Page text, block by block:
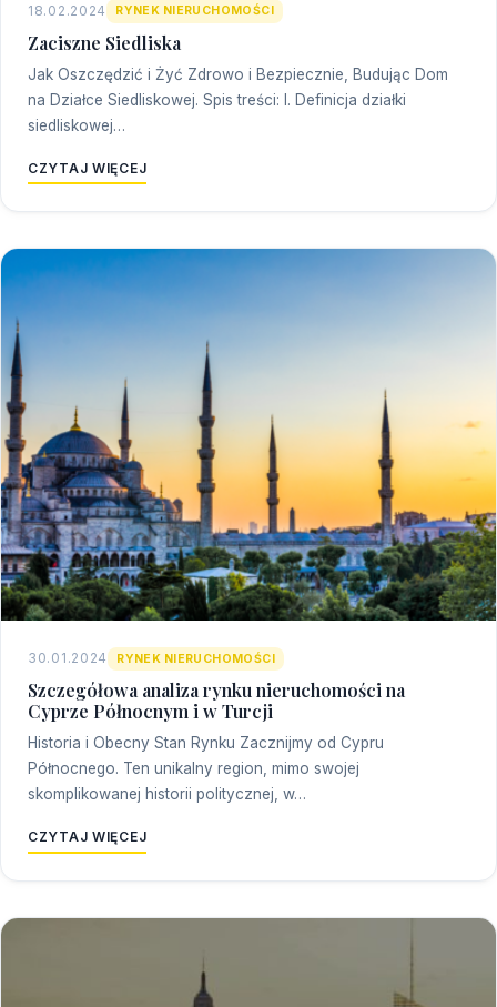
18.02.2024 RYNEK NIERUCHOMOŚCI
Zaciszne Siedliska
Jak Oszczędzić i Żyć Zdrowo i Bezpiecznie, Budując Dom
na Działce Siedliskowej. Spis treści: I. Definicja działki
siedliskowej…
CZYTAJ WIĘCEJ
30.01.2024 RYNEK NIERUCHOMOŚCI
Szczegółowa analiza rynku nieruchomości na
Cyprze Północnym i w Turcji
Historia i Obecny Stan Rynku Zacznijmy od Cypru
Północnego. Ten unikalny region, mimo swojej
skomplikowanej historii politycznej, w…
CZYTAJ WIĘCEJ